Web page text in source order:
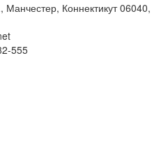
Коннектикут 06040,
555